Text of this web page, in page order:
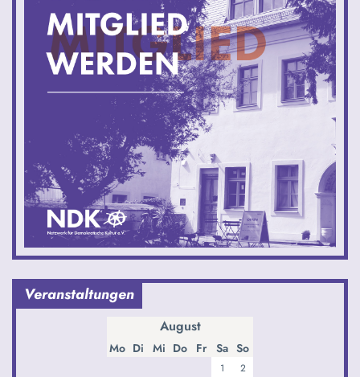
Veranstaltungen
August
Mo Di Mi Do Fr Sa So
1
2